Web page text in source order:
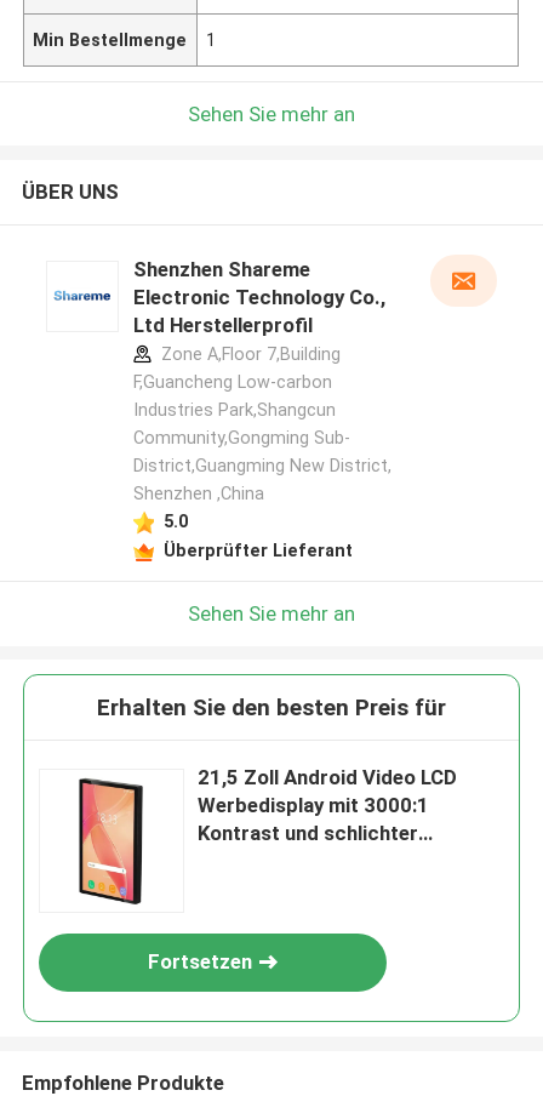
Min Bestellmenge 1
Sehen Sie mehr an
ÜBER UNS
Shenzhen Shareme
Electronic Technology Co.,
Ltd Herstellerprofil
Zone A,Floor 7,Building
F,Guancheng Low-carbon
Industries Park,Shangcun
Community,Gongming Sub-
District,Guangming New District,
Shenzhen ,China
5.0
Überprüfter Lieferant
Sehen Sie mehr an
Erhalten Sie den besten Preis für
21,5 Zoll Android Video LCD
Werbedisplay mit 3000:1
Kontrast und schlichter
Fortsetzen
Empfohlene Produkte